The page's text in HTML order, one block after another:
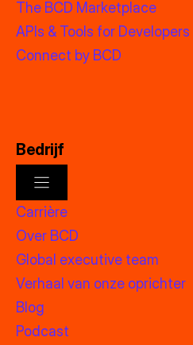
The BCD Marketplace
APIs & Tools for Developers
Connect by BCD
Bedrijf
Carrière
Over BCD
Global executive team
Verhaal van onze oprichter
Blog
Podcast